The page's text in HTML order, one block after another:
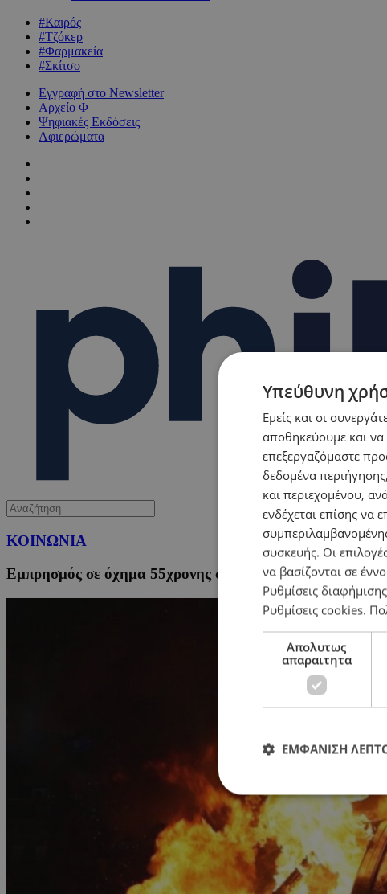
#Καιρός
#Τζόκερ
#Φαρμακεία
#Σκίτσο
Εγγραφή στο Newsletter
Αρχείο Φ
Ψηφιακές Εκδόσεις
Αφιερώματα
ΚΟΙΝΩΝΙΑ
Εμπρησμός σε όχημα 55χρονης στη Λάρνακα
Υπεύθυνη
Εμείς και οι
αποθηκεύουμε και
επεξεργαζόμαστε
δεδομένα
και περιεχομένου,
ενδέχεται επίσης να
συσκευής. Οι
να βασίζονται σε
Ρυθμίσεις διαφήμισης
Ρυθμίσεις cookies.
Απολυτως
απαραιτητα
ΕΜΦΑΝΙΣΗ